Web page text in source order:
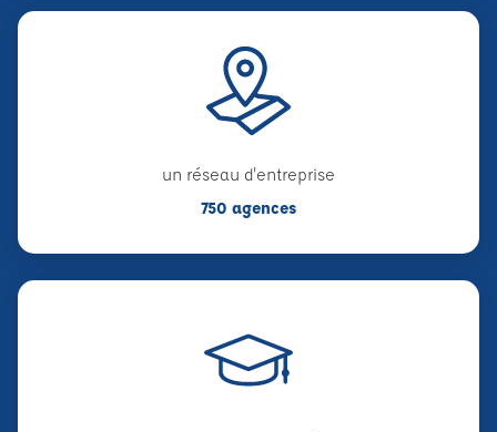
un réseau d'entreprise
750 agences